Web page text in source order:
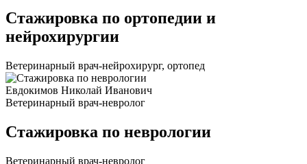
Стажировка по ортопедии и
нейрохирургии
Ветеринарный врач-нейрохирург, ортопед
Евдокимов Николай Иванович
Ветеринарный врач-невролог
Стажировка по неврологии
Ветеринарный врач-невролог